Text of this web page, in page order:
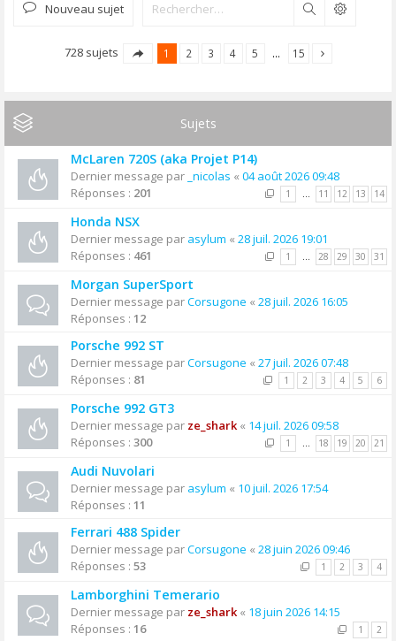
Nouveau sujet Rechercher
728 sujets 1 2 3 4 5 … 15
Sujets
McLaren 720S (aka Projet P14)
Dernier message par _nicolas « 04 août 2026 09:48
Réponses : 201 1 … 11 12 13 14
Honda NSX
Dernier message par asylum « 28 juil. 2026 19:01
Réponses : 461 1 … 28 29 30 31
Morgan SuperSport
Dernier message parCorsugone « 28 juil. 2026 16:05
Réponses : 12
Porsche 992 ST
Dernier message parCorsugone « 27 juil. 2026 07:48
Réponses : 81 1 2 3 4 5 6
Porsche 992 GT3
Dernier message par ze_shark« 14 juil. 2026 09:58
Réponses : 300 1 … 18 19 20 21
Audi Nuvolari
Dernier message par asylum « 10 juil. 2026 17:54
Réponses : 11
Ferrari 488 Spider
Dernier message parCorsugone « 28 juin 2026 09:46
Réponses : 53 1 2 3 4
Lamborghini Temerario
Dernier message par ze_shark« 18 juin 2026 14:15
Réponses : 16 1 2